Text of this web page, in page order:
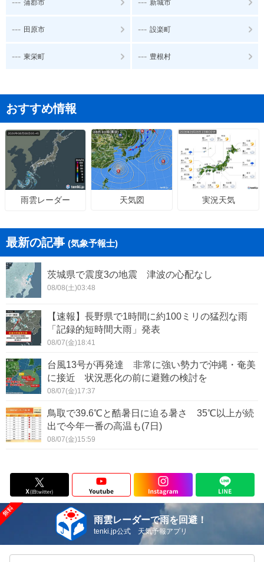
蒲郡市 新城市
--- 田原市 --- 設楽町
--- 東栄町 --- 豊根村
おすすめ情報
雨雲レーダー 天気図 実況天気
最新の記事 (気象予報士)
茨城県で震度3の地震 津波の心配なし
08/08(土)03:48
【速報】長野県で1時間に約100ミリの猛烈な雨
「記録的短時間大雨」発表
08/07(金)18:41
台風13号が再発達 非常に強い勢力で沖縄・奄美
に接近 状況悪化の前に避難の検討を
08/07(金)17:37
鳥取で39.6℃と酷暑日に迫る暑さ 35℃以上が続
出で今年一番の高温も(7日)
08/07(金)15:59
雨雲レーダーで雨を回避！
tenki.jp公式 天気予報アプリ